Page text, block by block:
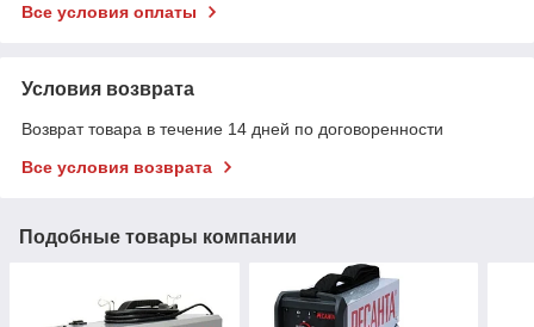
Все условия оплаты
Условия возврата
Возврат товара в течение 14 дней по договоренности
Все условия возврата
Подобные товары компании